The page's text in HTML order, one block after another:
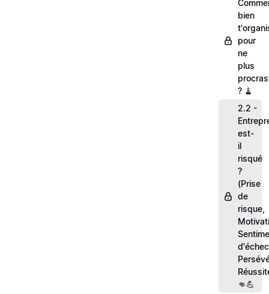
bien
pour
ne
plus
? 🧹
2.2 -
est-
il
risqué
?
(Prise
de
risque,
👊💪